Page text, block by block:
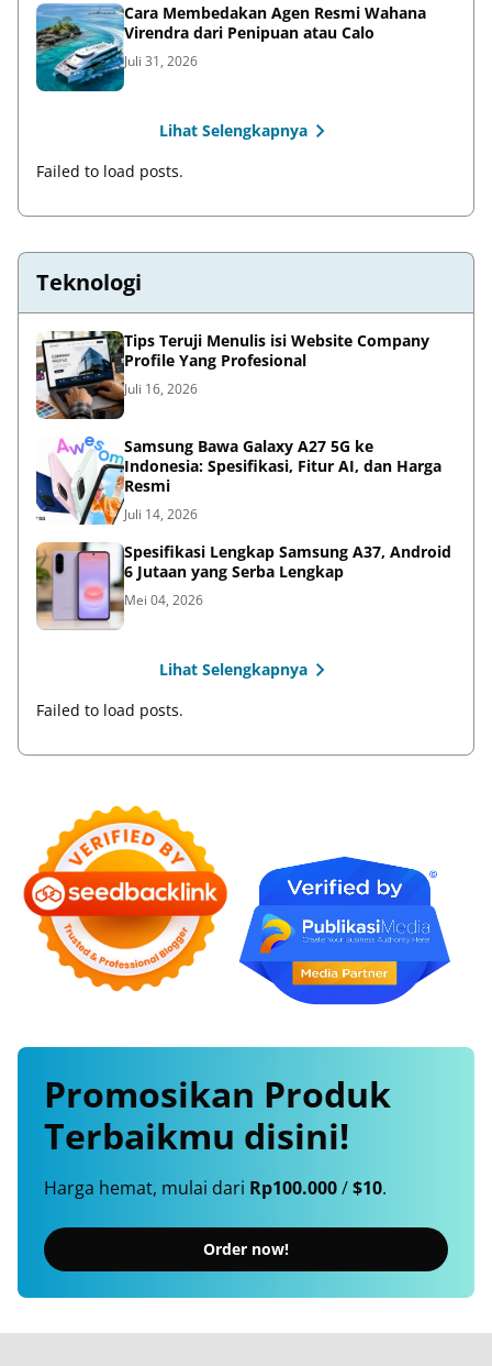
Cara Membedakan Agen Resmi Wahana
Virendra dari Penipuan atau Calo
Juli 31, 2026
Lihat Selengkapnya
Failed to load posts.
Teknologi
Tips Teruji Menulis isi Website Company
Profile Yang Profesional
Juli 16, 2026
Samsung Bawa Galaxy A27 5G ke
Indonesia: Spesifikasi, Fitur AI, dan Harga
Resmi
Juli 14, 2026
Spesifikasi Lengkap Samsung A37, Android
6 Jutaan yang Serba Lengkap
Mei 04, 2026
Lihat Selengkapnya
Failed to load posts.
Promosikan Produk
Terbaikmu disini!
Harga hemat, mulai dari Rp100.000/$10.
Order now!